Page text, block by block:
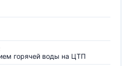
горячей воды на ЦТП